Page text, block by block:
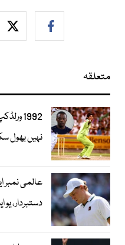
متعلقہ
1992
نہیں بھول
عالمی
دستبردار،